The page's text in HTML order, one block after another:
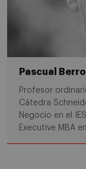
Pascual
Profesor
Cátedra
Negocio en el
Executive MBA